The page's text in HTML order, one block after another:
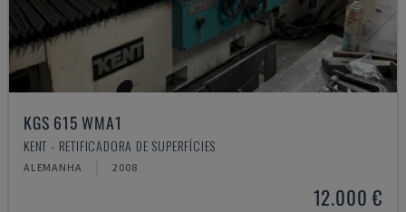
KGS 615 WMA1
KENT - RETIFICADORA DE SUPERFÍCIES
ALEMANHA 2008
12.000 €